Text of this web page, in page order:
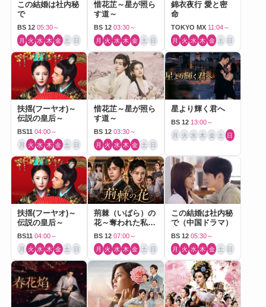
この結婚は社内秘
で
BS 12 05:30～
月 火 水 木 金 土 日
惜花芷～星が照ら
す道～
BS 12 03:30～
月 火 水 木 金 土 日
錦衣夜行 愛と密
命
TOKYO MX 11:04～
月 火 水 木 金 土 日
扶揺(フーヤオ)～
伝説の皇后～
BS11 04:00～
月 火 水 木 金 土 日
惜花芷～星が照ら
す道～
BS 12 03:30～
月 火 水 木 金 土 日
星より輝く君へ
BS 12 13:00～
月 火 水 木 金 土 日
扶揺(フーヤオ)～
伝説の皇后～
BS11 04:00～
月 火 水 木 金 土 日
荊棘（いばら）の
花～奪われた私～
（中国ドラマ）
BS 12 07:00～
月 火 水 木 金 土 日
この結婚は社内秘
で（中国ドラマ）
BS 12 05:30～
月 火 水 木 金 土 日